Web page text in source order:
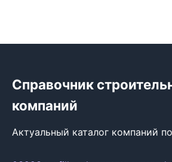
Справочник
компаний
Актуальный каталог компаний